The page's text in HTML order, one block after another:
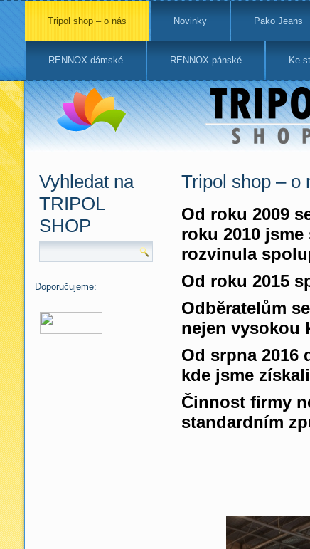
Tripol shop – o nás Novinky Pako Jeans
RENNOX dámské RENNOX pánské Ke
Vyhledat na
TRIPOL
SHOP
Doporučujeme:
Tripol shop – o
Od roku 2009
roku 2010
rozvinula
Od roku 2015
Odběratelům
nejen vysokou
Od srpna 2016
kde jsme
Činnost firmy
standardním